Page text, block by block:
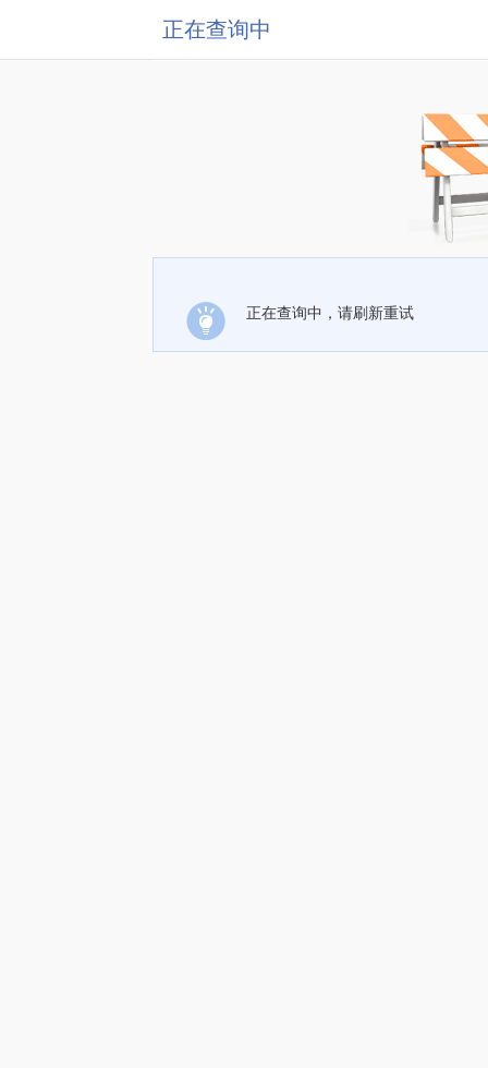
正在查询中
正在查询中，请刷新重试